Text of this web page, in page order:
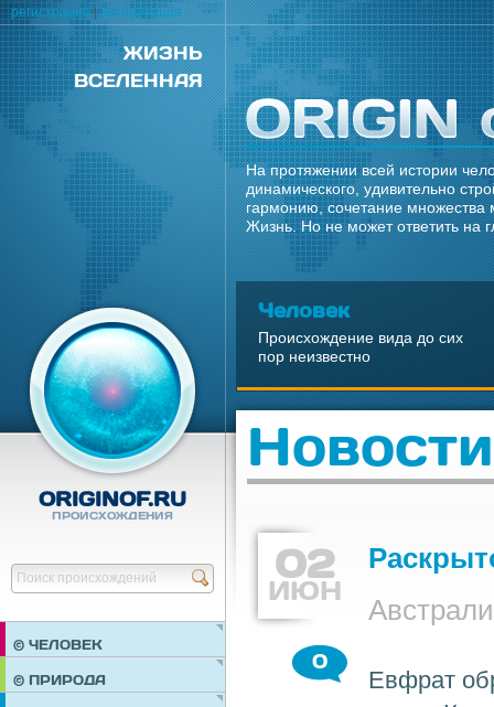
ЖИЗНЬ
ВСЕЛЕННАЯ
На протяжении всей истории
динамического, удивительно
гармонию, сочетание множества
Жизнь. Но не может ответить на
Человек
Происхождение вида до сих
пор неизвестно
ORIGINOF.RU
ПРОИСХОЖДЕНИЯ
Найти
© ЧЕЛОВЕК
ПРАЗДНИКИ
© ПРИРОДА
Новости
02
ИЮН
0
Евфрат
регистрация|авторизация